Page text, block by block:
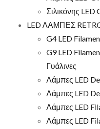
Σιλικόνης
LED ΛΑΜΠΕΣ
G4 LED
G9 LED
Γυάλινες
Λάμπες LED
Λάμπες LED
Λάμπες LED
Λάμπες LED